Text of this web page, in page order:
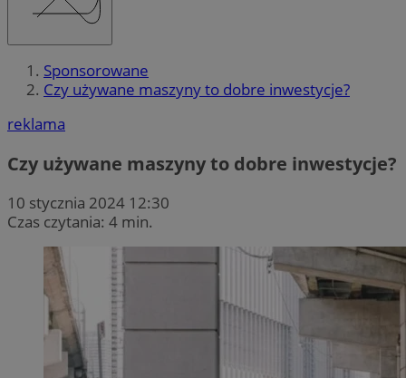
Sponsorowane
Czy używane maszyny to dobre inwestycje?
reklama
Czy używane maszyny to dobre inwestycje?
10 stycznia 2024 12:30
Czas czytania: 4 min.